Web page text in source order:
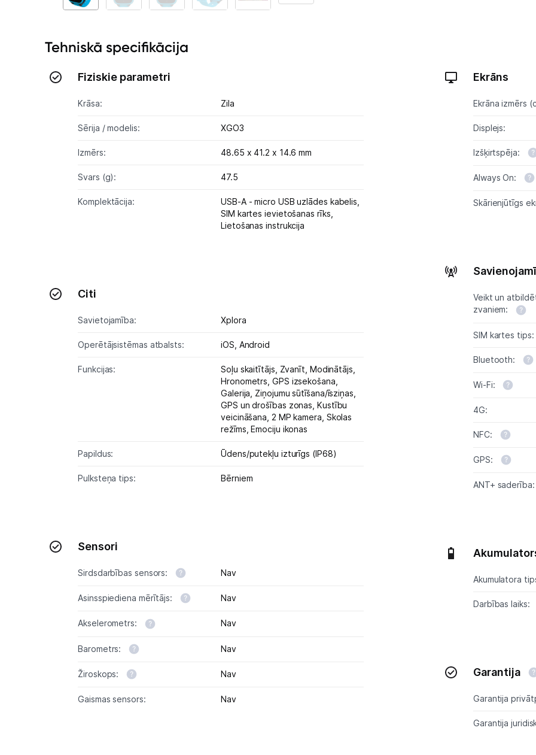
Skaistumkopšana
Piederumi sportam
Ražotāju atjaunota tehnika
Vēlmju saraksts
Blogs
Tehniskā specifikācija
Fiziskie parametri
Krāsa: Zila
Sērija / modelis: XGO3
Izmērs: 48.65 x 41.2 x 14.6 mm
Svars (g): 47.5
Komplektācija:
USB-A - micro USB uzlādes kabelis,
SIM kartes ievietošanas rīks,
Lietošanas instrukcija
Citi
Savietojamība: Xplora
Operētājsistēmas atbalsts: iOS, Android
Funkcijas: Soļu skaitītājs, Zvanīt, Modinātājs,
Hronometrs, GPS izsekošana,
Galerija, Ziņojumu sūtīšana/īsziņas,
GPS un drošības zonas,Kustību
veicināšana, 2 MP kamera, Skolas
režīms,Emociju ikonas
Papildus: Ūdens/putekļu izturīgs (IP68)
Pulksteņa tips: Bērniem
Sensori
Sirdsdarbības sensors: Nav
Asinsspiediena mērītājs: Nav
Akselerometrs: Nav
Barometrs: Nav
Žiroskops: Nav
Gaismas sensors: Nav
Ekrāns
Ekrāna izmērs
Displejs:
Izšķirtspēja:
Always On:
Skārienjūtīgs
Veikt un
zvaniem:
SIM kartes tips:
Bluetooth:
Wi-Fi:
4G:
NFC:
GPS:
ANT+ saderība:
Akumulatora
Darbības laiks:
Garantija
Garantija
Garantija